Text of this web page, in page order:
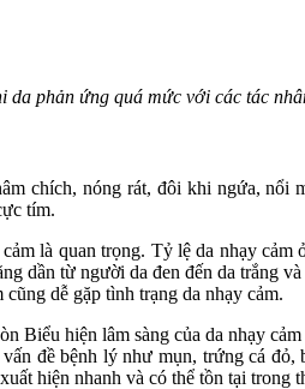
da phản ứng quá mức với các tác
chích, nóng rát, đôi khi ngứa,
tím.
là quan trọng. Tỷ lệ da nhạy
dần từ người da đen đến da trắng
dễ gặp tình trạng da nhạy cảm.
Biểu hiện lâm sàng của da nhạy
đề bệnh lý như mụn, trứng cá
hiện nhanh và có thể tồn tại trong